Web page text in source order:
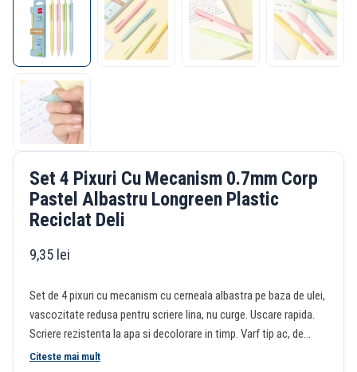
Set 4 Pixuri Cu Mecanism 0.7mm Corp
Pastel Albastru Longreen Plastic
Reciclat Deli
9,35 lei
Set de 4 pixuri cu mecanism cu cerneala albastra pe baza de ulei,
vascozitate redusa pentru scriere lina, nu curge. Uscare rapida.
Scriere rezistenta la apa si decolorare in timp. Varf tip ac, de
0.7MM. Pix confectionat din material reciclat.Â Grip cauciucat
Citeste mai mult